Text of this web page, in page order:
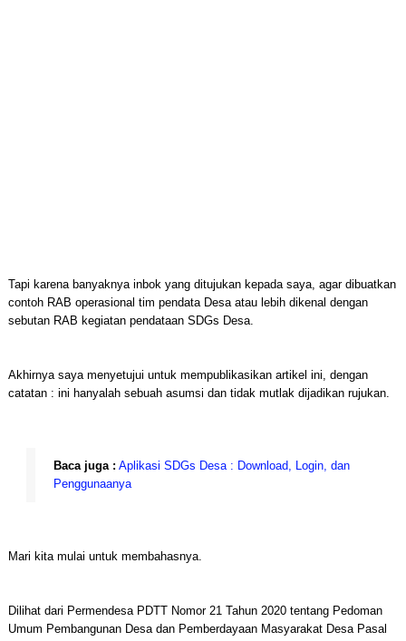
Tapi karena banyaknya inbok yang ditujukan kepada saya, agar dibuatkan
contoh RAB operasional tim pendata Desa atau lebih dikenal dengan
sebutan RAB kegiatan pendataan SDGs Desa.
Akhirnya saya menyetujui untuk mempublikasikan artikel ini, dengan
catatan : ini hanyalah sebuah asumsi dan tidak mutlak dijadikan rujukan.
Baca juga : Aplikasi SDGs Desa : Download, Login, dan
Penggunaanya
Mari kita mulai untuk membahasnya.
Dilihat dari Permendesa PDTT Nomor 21 Tahun 2020 tentang Pedoman
Umum Pembangunan Desa dan Pemberdayaan Masyarakat Desa Pasal